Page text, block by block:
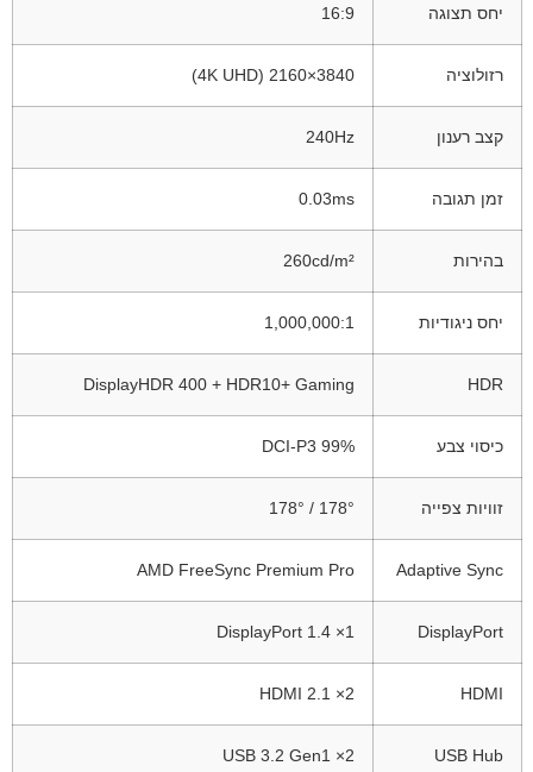
יחס תצוגה 16:9
רזולוציה 3840×2160 (4K UHD)
קצב רענון 240Hz
זמן תגובה 0.03ms
בהירות 260cd/m²
יחס ניגודיות 1,000,000:1
HDR
DisplayHDR 400 + HDR10+ Gaming
כיסוי צבע 99% DCI-P3
זוויות צפייה 178° / 178°
Adaptive Sync
AMD FreeSync Premium Pro
DisplayPort
1× DisplayPort 1.4
HDMI
2× HDMI 2.1
USB Hub
2× USB 3.2 Gen1